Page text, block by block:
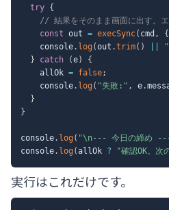
try {
// 結果をそのまま画面に出す。
const out = execSync( cmd , {
    console
. log (out .trim( )
}
catch (e)
{
    allOk
= false;
    console
. log ( "失敗:" , e.
}
}
console. log ( "\n--- 今日の締め
console. log (allOk ? "確認OK。次
実行はこれだけです。